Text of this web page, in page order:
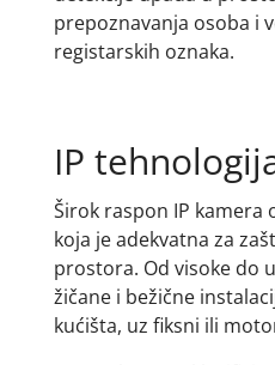
prepoznavanja osoba i
registarskih oznaka.
IP
Širok raspon IP kamera
koja je adekvatna za
prostora. Od visoke do
žičane i bežične
kućišta, uz fiksni ili